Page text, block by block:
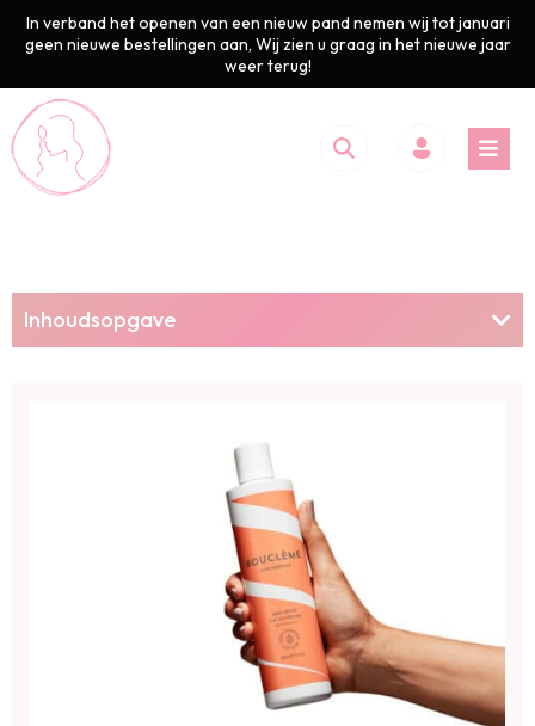
In verband het openen van een nieuw pand nemen wij tot januari
geen nieuwe bestellingen aan, Wij zien u graag in het nieuwe jaar
weer terug!
Inhoudsopgave